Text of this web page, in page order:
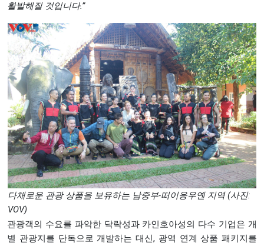
활발해질 것입니다.”
다채로운 관광 상품을 보유하는 남중부-떠이응우옌 지역 (사진:
VOV)
관광객의 수요를 파악한 닥락성과 카인호아성의 다수 기업은 개
별 관광지를 단독으로 개발하는 대신, 광역 연계 상품 패키지를